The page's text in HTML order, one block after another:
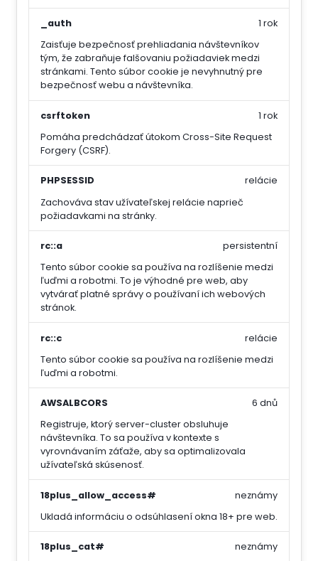
_auth
Zaisťuje bezpečnosť prehliadania návštevníkov
tým, že zabraňuje falšovaniu požiadaviek medzi
stránkami. Tento súbor cookie je nevyhnutný pre
bezpečnosť webu a návštevníka.
1 rok
csrftoken
Pomáha predchádzať útokom Cross-Site Request
Forgery (CSRF).
1 rok
PHPSESSID
Zachováva stav užívateľskej relácie naprieč
požiadavkami na stránky.
relácie
rc::a
Tento súbor cookie sa používa na rozlíšenie medzi
ľuďmi a robotmi. To je výhodné pre web, aby
vytvárať platné správy o používaní ich webových
stránok.
persistentní
rc::c
Tento súbor cookie sa používa na rozlíšenie medzi
ľuďmi a robotmi.
relácie
AWSALBCORS
Registruje, ktorý server-cluster obsluhuje
návštevníka. To sa používa v kontexte s
vyrovnávaním záťaže, aby sa optimalizovala
užívateľská skúsenosť.
6 dnů
18plus_allow_access#
Ukladá informáciu o odsúhlasení okna 18+ pre web.
neznámy
18plus_cat#
neznámy